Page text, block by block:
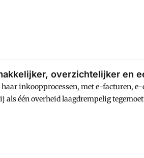
overzichtelijker en
inkoopprocessen, met e-facturen, e-
één overheid laagdrempelig